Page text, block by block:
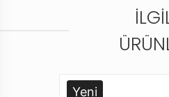
Tesbihi Çekme Özelliği
Dizildiği Malzeme
Yeni